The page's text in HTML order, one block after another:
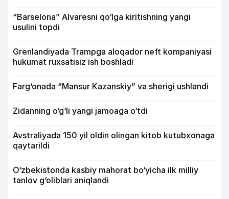
“Barselona” Alvaresni qo‘lga kiritishning yangi
usulini topdi
Grenlandiyada Trampga aloqador neft kompaniyasi
hukumat ruxsatisiz ish boshladi
Farg‘onada “Mansur Kazanskiy” va sherigi ushlandi
Zidanning o‘g‘li yangi jamoaga o‘tdi
Avstraliyada 150 yil oldin olingan kitob kutubxonaga
qaytarildi
O‘zbekistonda kasbiy mahorat bo‘yicha ilk milliy
tanlov g‘oliblari aniqlandi